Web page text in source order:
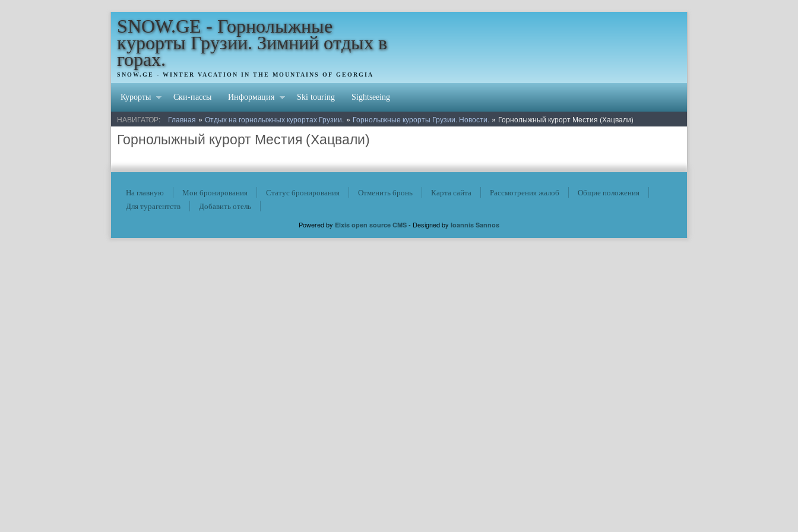
SNOW.GE - Горнолыжные
курорты Грузии. Зимний отдых в
горах.
SNOW.GE - WINTER VACATION IN THE MOUNTAINS OF GEORGIA
Курорты Ски-пассы Информация Ski touring Sightseeing
НАВИГАТОР: Главная » Отдых на горнолыжных курортах Грузии. » Горнолыжные курорты Грузии. Новости. » Горнолыжный курорт Местия (Хацвали)
Горнолыжный курорт Местия (Хацвали)
На главную Мои бронирования Статус бронирования Отменить бронь Карта сайта Рассмотрения жалоб
Общие положения
Для турагентств
Добавить отель
Powered by Elxis open source CMS - Designed by Ioannis Sannos